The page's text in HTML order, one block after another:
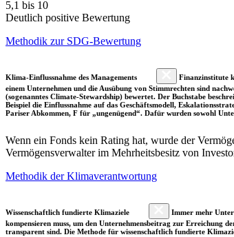
5,1 bis 10
Deutlich positive Bewertung
Methodik zur SDG-Bewertung
Klima-Einflussnahme des Managements
Finanzinstitute
einem Unternehmen und die Ausübung von Stimmrechten sind
(sogenanntes Climate-Stewardship) bewertet. Der Buchstabe
Beispiel die Einflussnahme auf das Geschäftsmodell,
Pariser Abkommen, F für „ungenügend“. Dafür wurden sowohl
Wenn ein Fonds kein Rating hat, wurde der
Vermögensverwalter im Mehrheitsbesitz von
Methodik der Klimaverantwortung
Wissenschaftlich fundierte Klimaziele
Immer mehr
kompensieren muss, um den Unternehmensbeitrag zur Erreichung
transparent sind. Die Methode für wissenschaftlich fundierte